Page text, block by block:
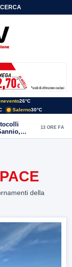
CERCA
26°C
Salerno30°C
13 ORE FA
della